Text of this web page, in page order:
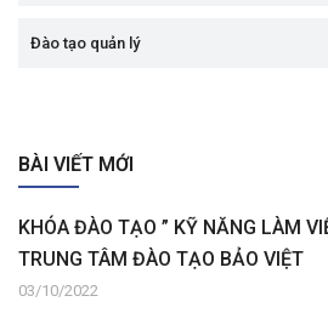
Đào tạo quản lý
BÀI VIẾT MỚI
KHÓA ĐÀO TẠO ” KỸ NĂNG LÀM
TRUNG TÂM ĐÀO TẠO BẢO VIỆT
03/10/2022